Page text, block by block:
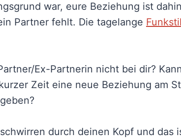
war, eure Beziehung ist
Partner fehlt. Die tagelange
Ex-Partnerin nicht bei dir?
Zeit eine neue Beziehung am
geben?
durch deinen Kopf und das